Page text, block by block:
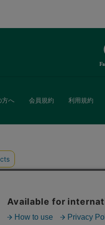
方へ 会員規約 利用規約
また、ギフ
「